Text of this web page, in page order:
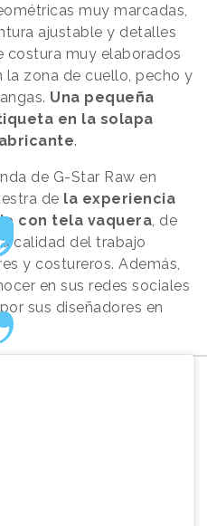
muy marcadas,
ajustable y detalles
costura muy elaborados
la zona de cuello, pecho y
Una pequeña
en la solapa
.
de G-Star Raw en
de la experiencia
con tela vaquera, de
calidad del trabajo
y costureros. Además,
en sus redes sociales
sus diseñadores en